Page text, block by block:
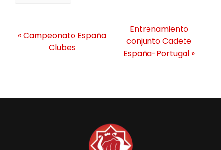
a
«Campeonato España
Clubes
Entrenamiento
conjunto Cadete
España-Portugal »